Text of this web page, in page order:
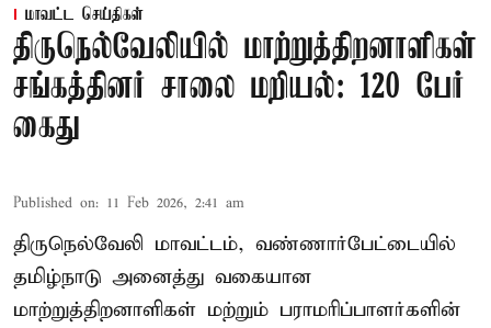
மாவட்ட செய்திகள்
திருநெல்வேலியில் மாற்றுத்திறனாளிகள்
சங்கத்தினர் சாலை மறியல்: 120 பேர்
கைது
Published on: 11 Feb 2026, 2:41 am
திருநெல்வேலி மாவட்டம், வண்ணார்பேட்டையில்
தமிழ்நாடு அனைத்து வகையான
மாற்றுத்திறனாளிகள் மற்றும் பராமரிப்பாளர்களின்